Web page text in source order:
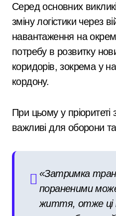
Серед основних
зміну логістики через
навантаження на
потребу в розвитку
коридорів, зокрема у
кордону.
При цьому у
важливі для оборони
«Затримка
пораненими
життя, отже